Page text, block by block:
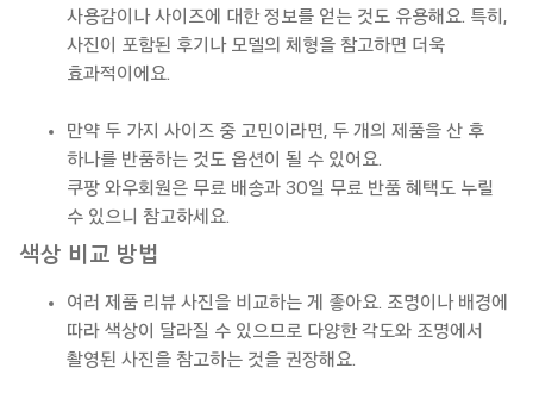
사용감이나 사이즈에 대한 정보를 얻는 것도 유용해요. 특히,
사진이 포함된 후기나 모델의 체형을 참고하면 더욱
효과적이에요.
만약 두 가지 사이즈 중 고민이라면, 두 개의 제품을 산 후
하나를 반품하는 것도 옵션이 될 수 있어요.
쿠팡 와우회원은 무료 배송과 30일 무료 반품 혜택도 누릴
수 있으니 참고하세요.
색상 비교 방법
여러 제품 리뷰 사진을 비교하는 게 좋아요. 조명이나 배경에
따라 색상이 달라질 수 있으므로 다양한 각도와 조명에서
촬영된 사진을 참고하는 것을 권장해요.